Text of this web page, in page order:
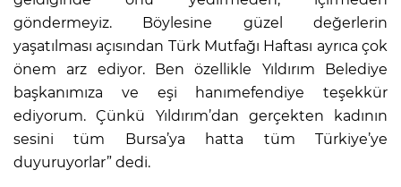
göndermeyiz. Böylesine güzel değerlerin
yaşatılması açısından Türk Mutfağı Haftası ayrıca çok
önem arz ediyor. Ben özellikle Yıldırım Belediye
başkanımıza ve eşi hanımefendiye teşekkür
ediyorum. Çünkü Yıldırım’dan gerçekten kadının
sesini tüm Bursa’ya hatta tüm Türkiye’ye
duyuruyorlar” dedi.